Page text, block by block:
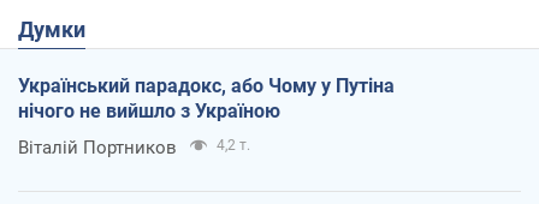
Думки
Український парадокс, або Чому у Путіна
нічого не вийшло з Україною
Віталій Портников 4,2 т.